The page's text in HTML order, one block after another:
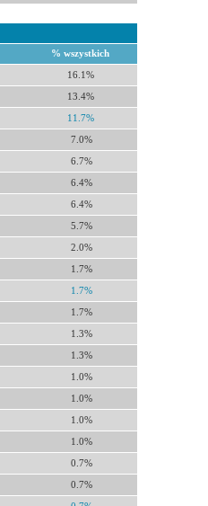
% wszystkich
16.1%
13.4%
11.7%
7.0%
6.7%
6.4%
6.4%
5.7%
2.0%
1.7%
1.7%
1.7%
1.3%
1.3%
1.0%
1.0%
1.0%
1.0%
0.7%
0.7%